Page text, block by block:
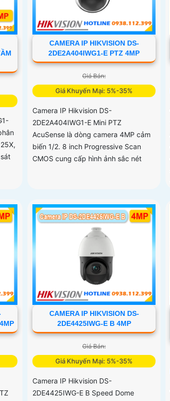
CAMERA IP HIKVISION DS-
2DE2A404IWG1-E PTZ 4MP
Giá Bán:
Giá Khuyến Mại: 5%-35%
Camera IP Hikvision DS-
2DE2A404IWG1-E Mini PTZ
AcuSense là dòng camera 4MP cảm
biến 1/2. 8 inch Progressive Scan
CMOS cung cấp hình ảnh sắc nét
CAMERA IP HIKVISION DS-
2DE4425IWG-E B 4MP
Giá Bán:
Giá Khuyến Mại: 5%-35%
Camera IP Hikvision DS-
2DE4425IWG-E B Speed Dome